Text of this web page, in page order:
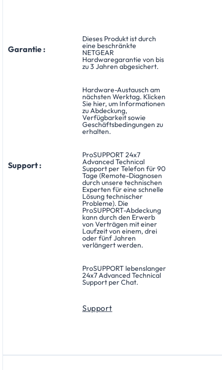
Garantie :
Dieses Produkt ist durch
eine beschränkte
NETGEAR
Hardwaregarantie von bis
zu 3 Jahren abgesichert.
Hardware-Austausch am
nächsten Werktag. Klicken
Sie hier, um Informationen
zu Abdeckung,
Verfügbarkeit sowie
Geschäftsbedingungen zu
erhalten.
Support :
ProSUPPORT 24x7
Advanced Technical
Support per Telefon für 90
Tage (Remote-Diagnosen
durch unsere technischen
Experten für eine schnelle
Lösung technischer
Probleme). Die
ProSUPPORT-Abdeckung
kann durch den Erwerb
von Verträgen mit einer
Laufzeit von einem, drei
oder fünf Jahren
verlängert werden.
ProSUPPORT lebenslanger
24x7 Advanced Technical
Support per Chat.
Support